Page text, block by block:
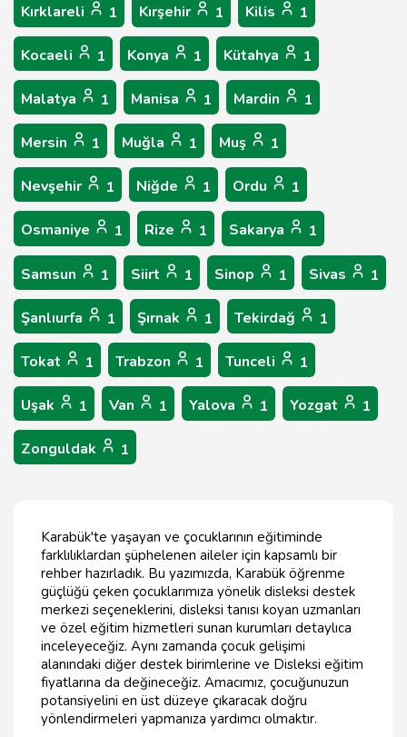
Kırklareli 1 Kırşehir 1 Kilis 1
Kocaeli 1 Konya 1 Kütahya 1
Malatya 1 Manisa 1 Mardin 1
Mersin 1 Muğla 1 Muş 1
Nevşehir 1 Niğde 1 Ordu 1
Osmaniye 1 Rize 1 Sakarya 1
Samsun 1 Siirt 1 Sinop 1 Sivas 1
Şanlıurfa 1 Şırnak 1 Tekirdağ 1
Tokat 1 Trabzon 1 Tunceli 1
Uşak 1 Van 1 Yalova 1 Yozgat 1
Zonguldak 1
Karabük'te yaşayan ve çocuklarının eğitiminde
farklılıklardan şüphelenen aileler için kapsamlı bir
rehber hazırladık. Bu yazımızda, Karabük öğrenme
güçlüğü çeken çocuklarımıza yönelik disleksi destek
merkezi seçeneklerini, disleksi tanısı koyan uzmanları
ve özel eğitim hizmetleri sunan kurumları detaylıca
inceleyeceğiz. Aynı zamanda çocuk gelişimi
alanındaki diğer destek birimlerine ve Disleksi eğitim
fiyatlarına da değineceğiz. Amacımız, çocuğunuzun
potansiyelini en üst düzeye çıkaracak doğru
yönlendirmeleri yapmanıza yardımcı olmaktır.